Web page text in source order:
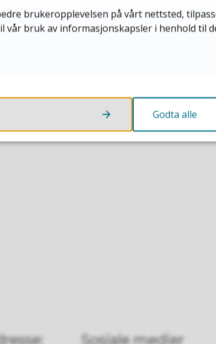
Sosiale medier
brukeropplevelsen på vårt nettsted,
vår bruk av informasjonskapsler i henhold til
Godta alle